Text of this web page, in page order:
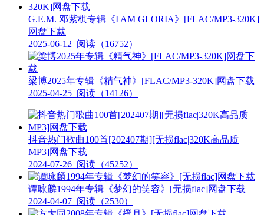
G.E.M. 邓紫棋专辑《I AM GLORIA》[FLAC/MP3-320K]
网盘下载
2025-06-12 阅读（16752）
梁博2025年专辑《精气神》[FLAC/MP3-320K]网盘下载
2025-04-25 阅读（14126）
抖音热门歌曲100首[202407期][无损flac|320K高品质
MP3]网盘下载
2024-07-26 阅读（45252）
谭咏麟1994年专辑《梦幻的笑容》[无损flac]网盘下载
2024-04-07 阅读（2530）